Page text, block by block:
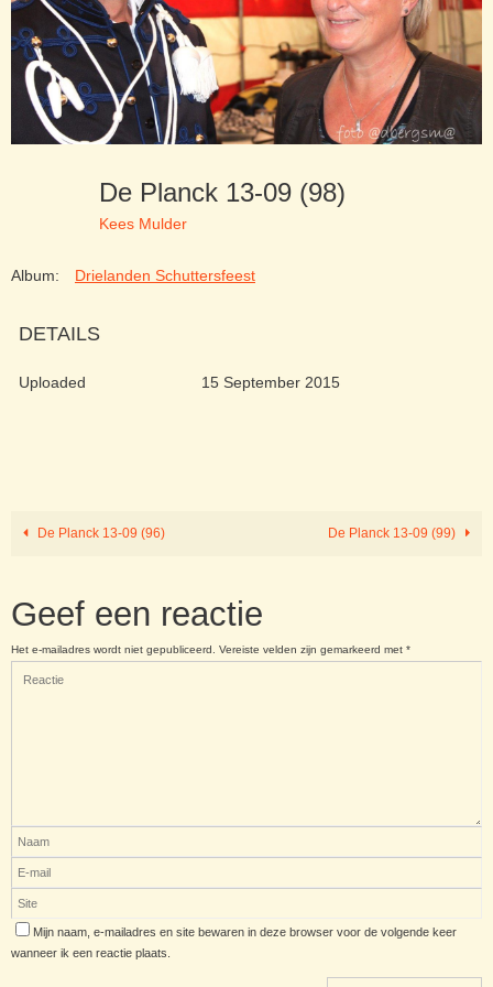
De Planck 13-09 (98)
Kees Mulder
Album: Drielanden Schuttersfeest
DETAILS
Uploaded 15 September 2015
De Planck 13-09 (96) De Planck 13-09 (99)
Geef een reactie
Het e-mailadres wordt niet gepubliceerd. Vereiste velden zijn gemarkeerd met *
Mijn naam, e-mailadres en site bewaren in deze browser voor de volgende keer
wanneer ik een reactie plaats.